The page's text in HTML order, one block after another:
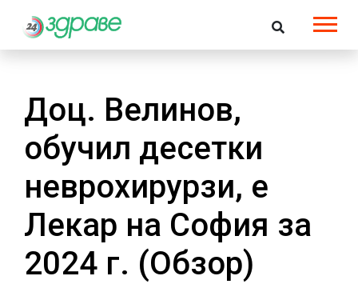
Доц. Велинов,
обучил десетки
неврохирурзи, е
Лекар на София за
2024 г. (Обзор)